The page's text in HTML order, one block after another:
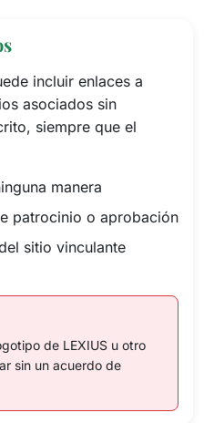
incluir enlaces a
asociados sin
siempre que el
manera
patrocinio o aprobación
sitio vinculante
de LEXIUS u otro
sin un acuerdo de